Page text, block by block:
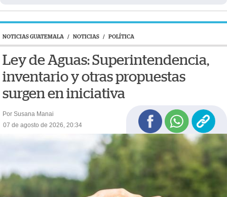
NOTICIAS GUATEMALA / NOTICIAS / POLÍTICA
Ley de Aguas: Superintendencia,
inventario y otras propuestas
surgen en iniciativa
Por Susana Manai
07 de agosto de 2026, 20:34